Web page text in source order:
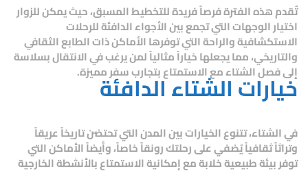
تُقدم هذه الفترة فرصاً فريدة للتخطيط المسبق، حيث يمكن للزوار
اختيار الوجهات التي تجمع بين الأجواء الدافئة للرحلات
الاستكشافية والراحة التي توفرها الأماكن ذات الطابع الثقافي
والتاريخي، مما يجعلها خياراً مثالياً لمن يرغب في الانتقال بسلاسة
إلى فصل الشتاء مع الاستمتاع بتجارب سفر مميزة.
خيارات الشتاء الدافئة
في الشتاء، تتنوع الخيارات بين المدن التي تحتضن تاريخاً عريقاً
وتراثاً ثقافياً يُضفي على رحلتك رونقاً خاصاً، وأيضاً الأماكن التي
توفر بيئة طبيعية خلابة مع إمكانية الاستمتاع بالأنشطة الخارجية